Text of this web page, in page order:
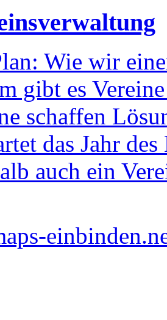
Wie wir
gibt es
schaffen
das Jahr
auch ein